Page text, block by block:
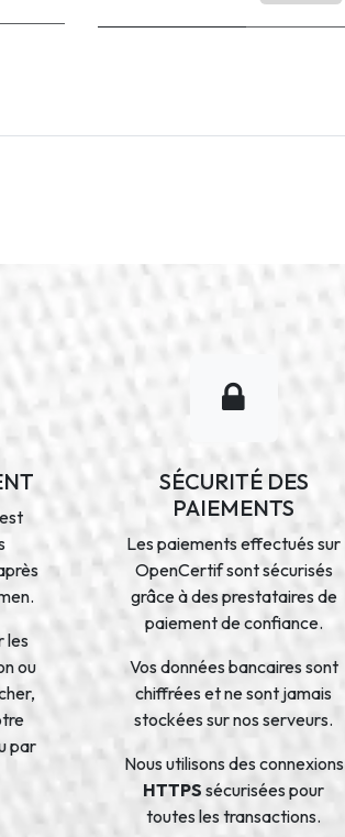
les
ou
par
SÉCURITÉ DES
PAIEMENTS
Les paiements effectués sur
OpenCertif sont sécurisés
grâce à des prestataires de
paiement de confiance.
Vos données bancaires sont
chiffrées et ne sont jamais
stockées sur nos serveurs.
Nous utilisons des connexions
HTTPS sécurisées pour
toutes les transactions.